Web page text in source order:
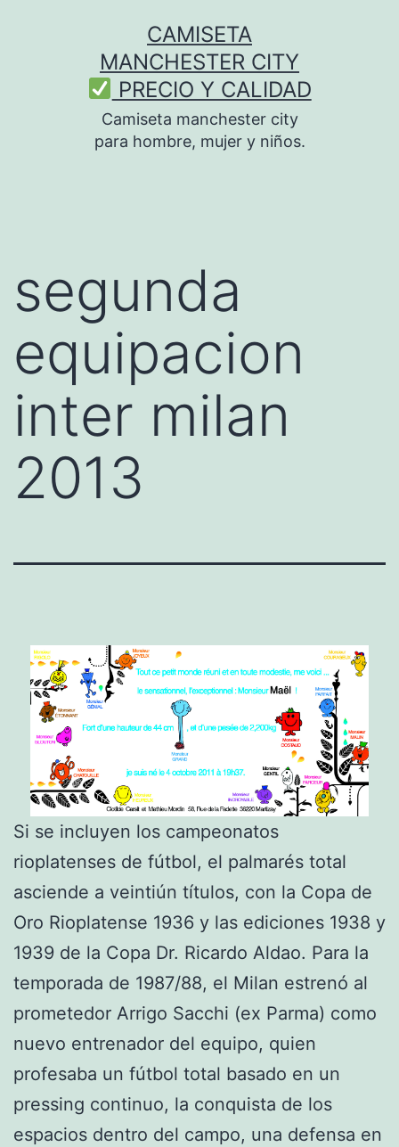
CAMISETA
MANCHESTER CITY
PRECIO Y CALIDAD
Camiseta manchester city
para hombre, mujer y niños.
segunda
equipacion
inter milan
2013
Si se incluyen los campeonatos
rioplatenses de fútbol, el palmarés total
asciende a veintiún títulos, con la Copa de
Oro Rioplatense 1936 y las ediciones 1938 y
1939 de la Copa Dr. Ricardo Aldao. Para la
temporada de 1987/88, el Milan estrenó al
prometedor Arrigo Sacchi (ex Parma) como
nuevo entrenador del equipo, quien
profesaba un fútbol total basado en un
pressing continuo, la conquista de los
espacios dentro del campo, una defensa en